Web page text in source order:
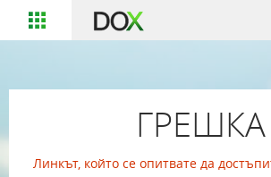
ГРЕШКА
Линкът, който се опитвате да